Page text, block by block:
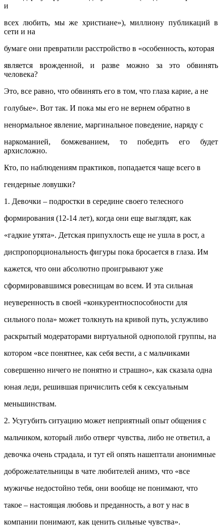
и
всех любить, мы же христиане»), миллиону публикаций в
сети и на
бумаге они превратили расстройство в «особенность, которая
является врожденной, и разве можно за это обвинять
человека?
Это, все равно, что обвинять его в том, что глаза карие, а не
голубые». Вот так. И пока мы его не вернем обратно в
ненормальное явление, маргинальное поведение, наряду с
наркоманией, бомжеванием, то победить его будет
архисложно.
Кто, по наблюдениям практиков, попадается чаще всего в
гендерные ловушки?
1. Девочки – подростки в середине своего телесного
формирования (12-14 лет), когда они еще выглядят, как
«гадкие утята». Детская припухлость еще не ушла в рост, а
диспропорциональность фигуры пока бросается в глаза. Им
кажется, что они абсолютно проигрывают уже
сформировавшимся ровесницам во всем. И эта сильная
неуверенность в своей «конкурентноспособности для
сильного пола» может толкнуть на кривой путь, услужливо
раскрытый модераторами виртуальной однополой группы, на
котором «все понятнее, как себя вести, а с мальчиками
совершенно ничего не понятно и страшно», как сказала одна
юная леди, решившая причислить себя к сексуальным
меньшинствам.
2. Усугубить ситуацию может неприятный опыт общения с
мальчиком, который либо отверг чувства, либо не ответил, а
девочка очень страдала, и тут ей опять нашептали анонимные
доброжелательницы в чате любителей анимэ, что «все
мужичье недостойно тебя, они вообще не понимают, что
такое – настоящая любовь и преданность, а вот у нас в
компании понимают, как ценить сильные чувства».